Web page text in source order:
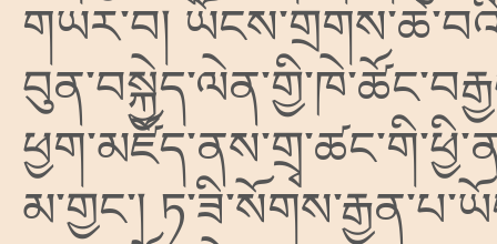
གཡར་བ།
མ་གྱང༌།